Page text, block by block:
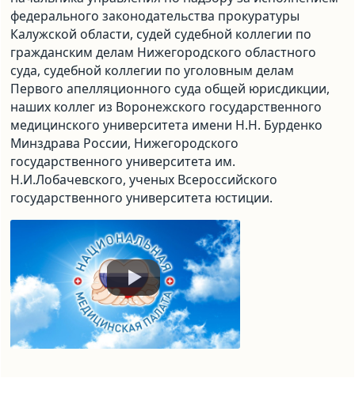
федерального законодательства прокуратуры
Калужской области, судей судебной коллегии по
гражданским делам Нижегородского областного
суда, судебной коллегии по уголовным делам
Первого апелляционного суда общей юрисдикции,
наших коллег из Воронежского государственного
медицинского университета имени Н.Н. Бурденко
Минздрава России, Нижегородского
государственного университета им.
Н.И.Лобачевского, ученых Всероссийского
государственного университета юстиции.